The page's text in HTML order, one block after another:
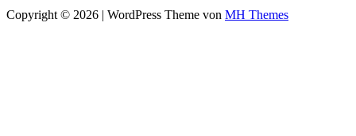
Copyright © 2026 | WordPress Theme von MH Themes